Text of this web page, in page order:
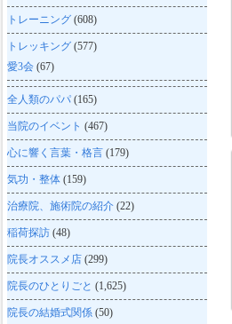
トレーニング (608)
トレッキング (577)
愛3会 (67)
全人類のパパ (165)
当院のイベント (467)
心に響く言葉・格言 (179)
気功・整体 (159)
治療院、施術院の紹介 (22)
稲荷探訪 (48)
院長オススメ店 (299)
院長のひとりごと (1,625)
院長の結婚式関係 (50)